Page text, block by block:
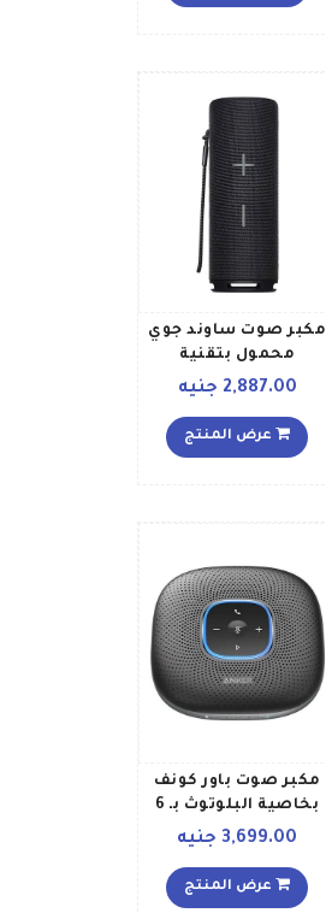
مكبر صوت ساوند جوي
محمول بتقنية
البلوتوث طراز EGRT 09
2,887.00 جنيه
عرض المنتج
مكبر صوت باور كونف
بخاصية البلوتوث بـ 6
ميكروفونات وميزة
ووقت اتصال يصل إلى
24 ساعة وبلوتوث 5
3,699.00 جنيه
عرض المنتج